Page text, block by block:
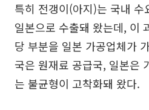
특히 전갱이(아지)는 국내
일본으로 수출돼 왔는데, 이
당 부분을 일본 가공업체가
국은 원재료 공급국, 일본은
는 불균형이 고착화돼 왔다.